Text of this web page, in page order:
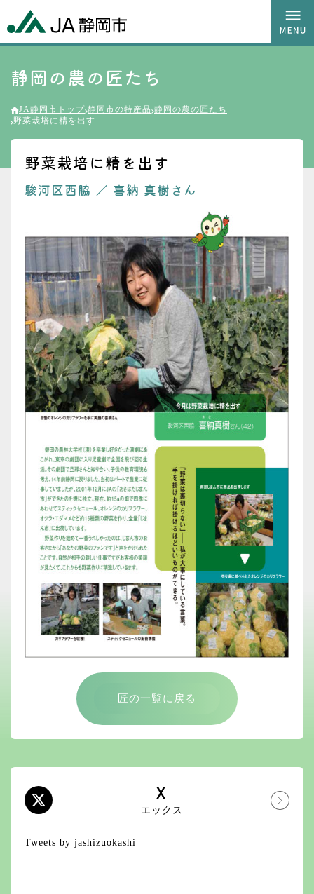
静岡の農の匠たち
JA静岡市トップ 静岡市の特産品 静岡の農の匠たち
野菜栽培に精を出す
野菜栽培に精を出す
駿河区西脇 ／ 喜納 真樹さん
匠の一覧に戻る
X
エックス
Tweets by jashizuokashi